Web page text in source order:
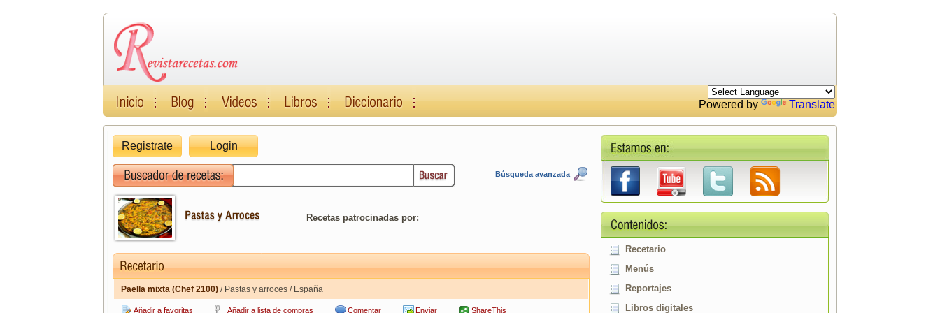
Powered by Translate
Registrate Login
Búsqueda avanzada
Recetas patrocinadas por:
Paella mixta (Chef 2100) / Pastas y arroces / España
Añadir a favoritas Añadir a lista de compras Comentar Enviar ShareThis
Recetario
Menús
Reportajes
Libros digitales